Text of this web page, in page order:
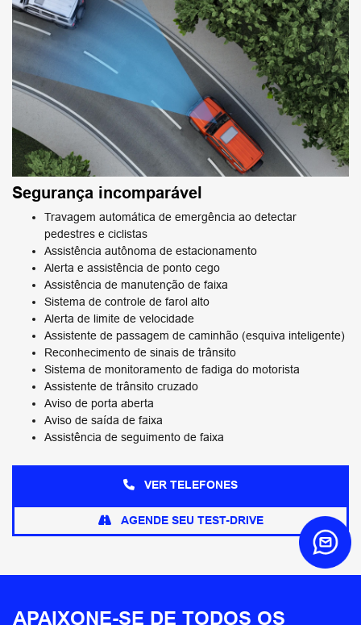
Segurança incomparável
Travagem automática de emergência ao detectar
pedestres e ciclistas
Assistência autônoma de estacionamento
Alerta e assistência de ponto cego
Assistência de manutenção de faixa
Sistema de controle de farol alto
Alerta de limite de velocidade
Assistente de passagem de caminhão (esquiva inteligente)
Reconhecimento de sinais de trânsito
Sistema de monitoramento de fadiga do motorista
Assistente de trânsito cruzado
Aviso de porta aberta
Aviso de saída de faixa
Assistência de seguimento de faixa
VER TELEFONES
AGENDE SEU TEST-DRIVE
APAIXONE-SE DE TODOS OS